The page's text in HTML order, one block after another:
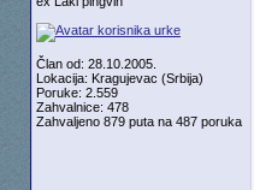
Član od: 28.10.2005.
Lokacija: Kragujevac (Srbija)
Poruke: 2.559
Zahvalnice: 478
Zahvaljeno 879 puta na 487 poruka